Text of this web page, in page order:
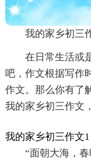
我的家乡初三
在日常生活或
吧，作文根据写作
作文。那么你有了
我的家乡初三作文
我的家乡初三作文1
“面朝大海，